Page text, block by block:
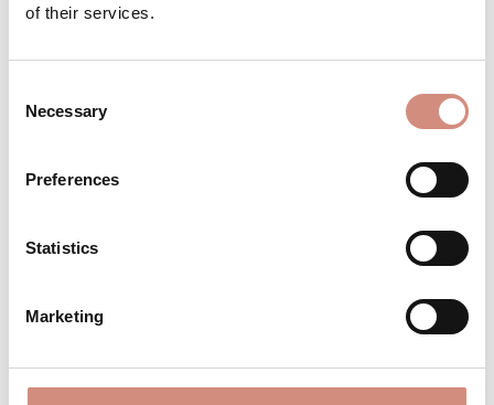
of their services.
Selection
Necessary
Preferences
Statistics
Marketing
Herausforderung genug – wir möchten dir
MATERIAL
HERSTELLERANGABEN